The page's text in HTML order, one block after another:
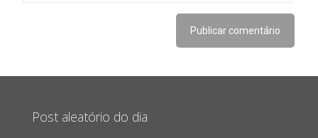
Post aleatório do dia